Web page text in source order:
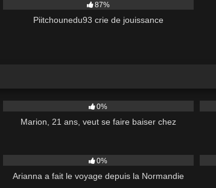
87%
Piitchounedu93 crie de jouissance
0%
Marion, 21 ans, veut se faire baiser chez
0%
Arianna a fait le voyage depuis la Normandie